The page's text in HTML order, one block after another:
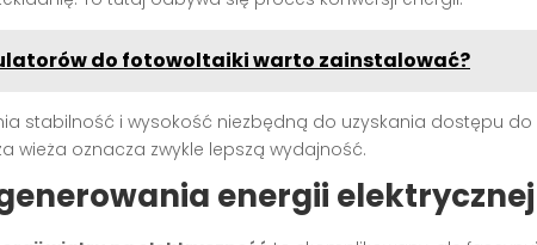
do fotowoltaiki warto zainstalować?
stabilność i wysokość niezbędną do uzyskania dostępu do
wieża oznacza zwykle lepszą wydajność.
energii elektrycznej